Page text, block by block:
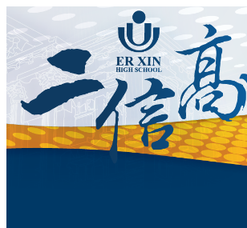
至
主
容